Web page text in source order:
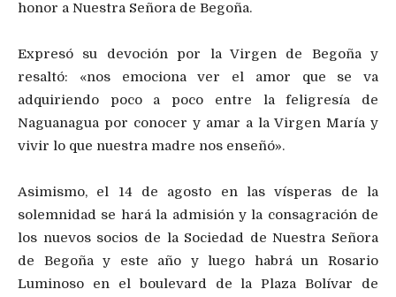
honor a Nuestra Señora de Begoña.
Expresó su devoción por la Virgen de Begoña y
resaltó: «nos emociona ver el amor que se va
adquiriendo poco a poco entre la feligresía de
Naguanagua por conocer y amar a la Virgen María y
vivir lo que nuestra madre nos enseñó».
Asimismo, el 14 de agosto en las vísperas de la
solemnidad se hará la admisión y la consagración de
los nuevos socios de la Sociedad de Nuestra Señora
de Begoña y este año y luego habrá un Rosario
Luminoso en el boulevard de la Plaza Bolívar de